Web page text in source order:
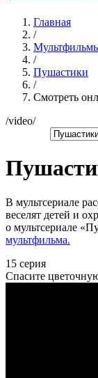
Главная
/
/
Пушастики
/
Смотреть
/video/
В мультсериале
веселят детей и
о мультсериале
мультфильма.
15 серия
Спасите